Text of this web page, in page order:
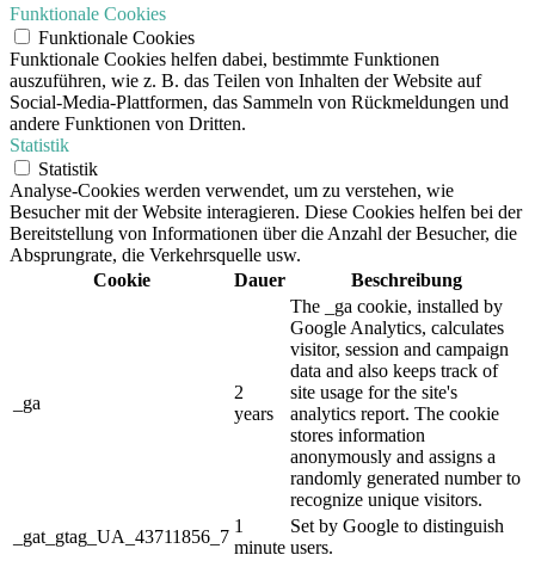
Funktionale Cookies
Funktionale Cookies
Funktionale Cookies helfen dabei, bestimmte Funktionen
auszuführen, wie z. B. das Teilen von Inhalten der Website auf
Social-Media-Plattformen, das Sammeln von Rückmeldungen und
andere Funktionen von Dritten.
Statistik
Statistik
Analyse-Cookies werden verwendet, um zu verstehen, wie
Besucher mit der Website interagieren. Diese Cookies helfen bei der
Bereitstellung von Informationen über die Anzahl der Besucher, die
Absprungrate, die Verkehrsquelle usw.
Cookie
Dauer Beschreibung
_ga
2
years
The _ga cookie, installed by
Google Analytics, calculates
visitor, session and campaign
data and also keeps track of
site usage for the site's
analytics report. The cookie
stores information
anonymously and assigns a
randomly generated number to
recognize unique visitors.
_gat_gtag_UA_43711856_7
1
minute
Set by Google to distinguish
users.